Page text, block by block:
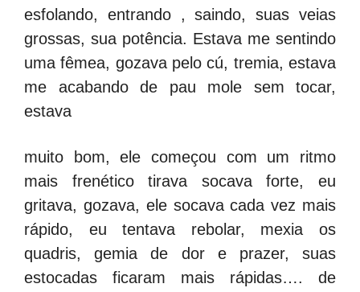
esfolando, entrando , saindo, suas veias
grossas, sua potência. Estava me sentindo
uma fêmea, gozava pelo cú, tremia, estava
me acabando de pau mole sem tocar,
estava
muito bom, ele começou com um ritmo
mais frenético tirava socava forte, eu
gritava, gozava, ele socava cada vez mais
rápido, eu tentava rebolar, mexia os
quadris, gemia de dor e prazer, suas
estocadas ficaram mais rápidas…. de